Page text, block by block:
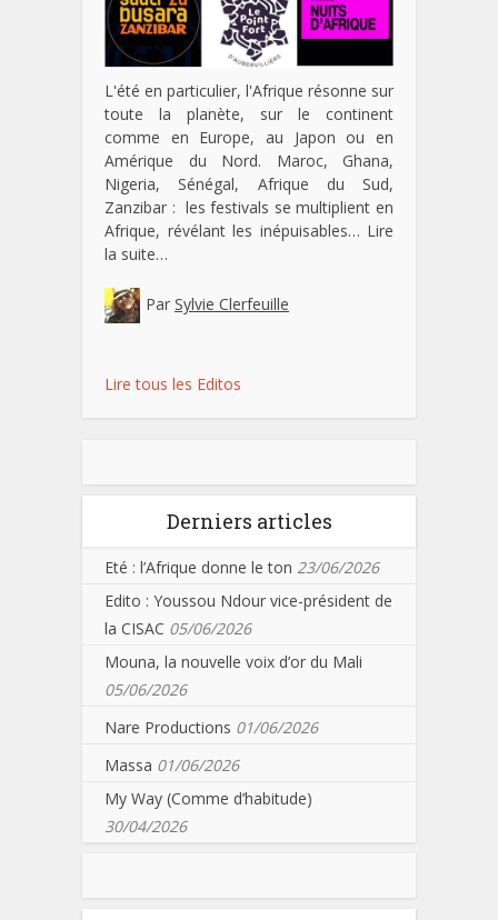
L'été en particulier, l'Afrique résonne sur
toute la planète, sur le continent
comme en Europe, au Japon ou en
Amérique du Nord. Maroc, Ghana,
Nigeria, Sénégal, Afrique du Sud,
Zanzibar : les festivals se multiplient en
Afrique, révélant les inépuisables… Lire
la suite…
Par Sylvie Clerfeuille
Lire tous les Editos
Derniers articles
Eté : l’Afrique donne le ton 23/06/2026
Edito : Youssou Ndour vice-président de
la CISAC 05/06/2026
Mouna, la nouvelle voix d’or du Mali
05/06/2026
Nare Productions 01/06/2026
Massa 01/06/2026
My Way (Comme d’habitude)
30/04/2026